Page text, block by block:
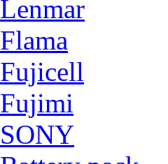
Lenmar
Flama
Fujicell
Fujimi
SONY